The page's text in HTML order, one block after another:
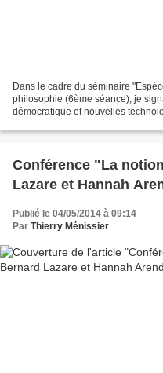
Dans le cadre du séminaire
philosophie (6ème séance), je
démocratique et nouvelles
Conférence "La
Lazare et Hannah
Publié le 04/05/2014 à 09:14
Par Thierry Ménissier